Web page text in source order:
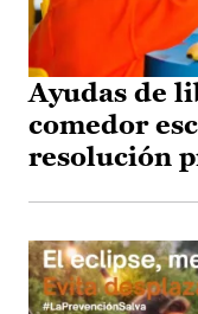
Ayudas de
comedor
resolución